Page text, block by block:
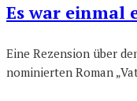
Es war einmal
Eine Rezension über
nominierten Roman